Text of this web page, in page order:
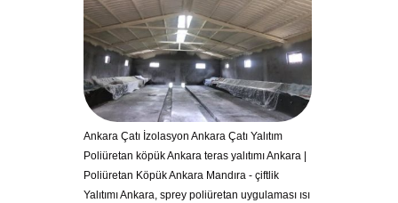
Ankara Çatı İzolasyon Ankara Çatı Yalıtım
Poliüretan köpük Ankara teras yalıtımı Ankara |
Poliüretan Köpük Ankara Mandıra - çiftlik
Yalıtımı Ankara, sprey poliüretan uygulaması ısı